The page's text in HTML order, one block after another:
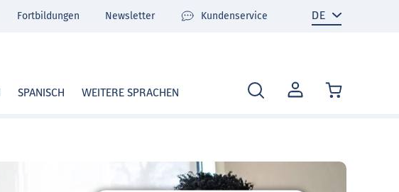
MEIN
KONTO
SPANISCH WEITERE SPRACHEN
Fortbildungen Newsletter Kundenservice